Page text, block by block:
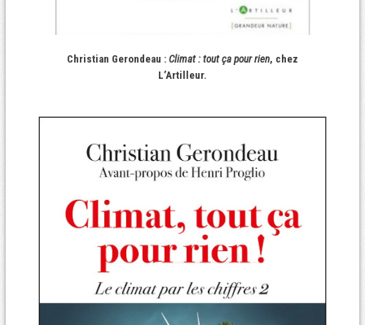
Christian Gerondeau : Climat : tout ça pour rien, chez
L’Artilleur.